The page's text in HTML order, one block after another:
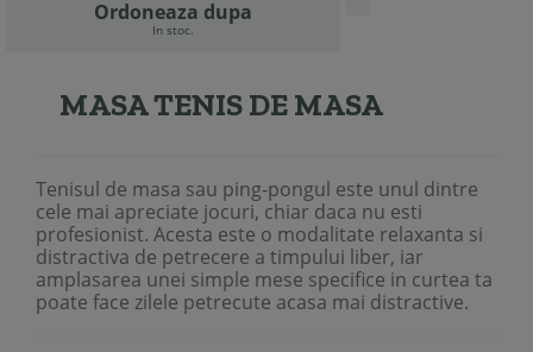
Ordoneaza dupa
In stoc.
MASA TENIS DE MASA
Tenisul de masa sau ping-pongul este unul dintre
cele mai apreciate jocuri, chiar daca nu esti
profesionist. Acesta este o modalitate relaxanta si
distractiva de petrecere a timpului liber, iar
amplasarea unei simple mese specifice in curtea ta
poate face zilele petrecute acasa mai distractive.